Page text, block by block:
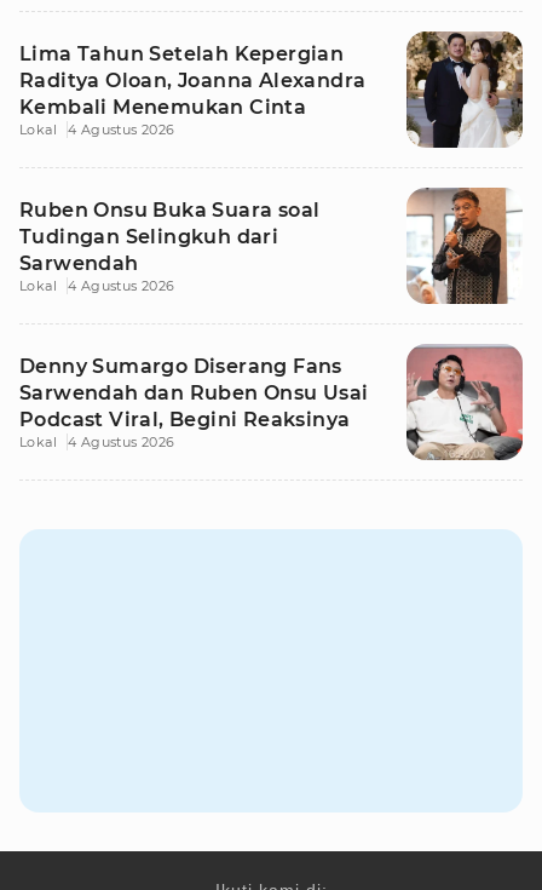
Lima Tahun Setelah Kepergian
Raditya Oloan, Joanna Alexandra
Kembali Menemukan Cinta
Lokal 4 Agustus 2026
Ruben Onsu Buka Suara soal
Tudingan Selingkuh dari
Sarwendah
Lokal 4 Agustus 2026
Denny Sumargo Diserang Fans
Sarwendah dan Ruben Onsu Usai
Podcast Viral, Begini Reaksinya
Lokal 4 Agustus 2026